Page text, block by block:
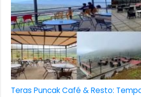
Teras Puncak Café & Resto: